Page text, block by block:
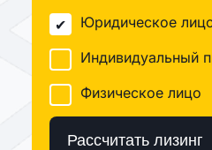
Юридическое
Индивидуальный
Физическое лицо
Рассчитать лизинг